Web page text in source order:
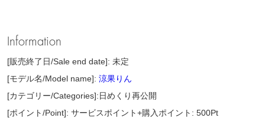
Information
[販売終了日/Sale end date]: 未定
[モデル名/Model name]:涼果りん
[カテゴリー/Categories]:日めくり再公開
[ポイント/Point]: サービスポイント+購入ポイント: 500Pt